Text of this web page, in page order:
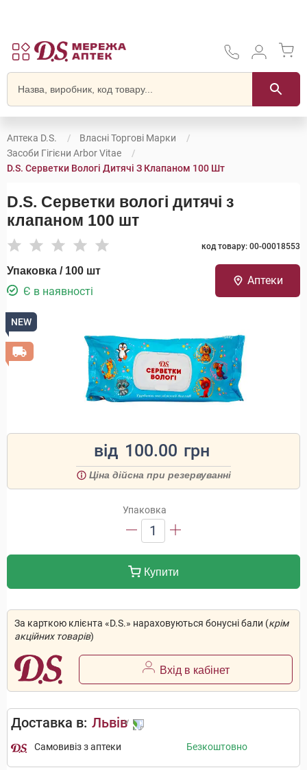
Аптека D.S.
Власні Торгові Марки
Засоби Гігієни Arbor Vitae
D.S. Серветки Вологі Дитячі З Клапаном 100 Шт
D.S. Серветки вологі дитячі з
клапаном 100 шт
код товару: 00-00018553
Упаковка / 100 шт
Є в наявності
Аптеки
NEW
від 100.00 грн
Ціна дійсна при резервуванні
Упаковка
1
Купити
За карткою клієнта «D.S.» нараховуються бонусні бали (крім
акційних товарів)
Вхід в кабінет
Доставка в: Львів
Самовивіз з аптеки Безкоштовно